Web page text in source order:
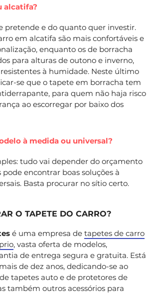
alcatifa?
pretende e do quanto quer investir.
em alcatifa são mais confortáveis e
enquanto os de borracha
para alturas de outono e inverno,
à humidade. Neste último
se que o tapete em borracha tem
para quem não haja risco
ao escorregar por baixo dos
à medida ou universal?
tudo vai depender do orçamento
encontrar boas soluções à
Basta procurar no sítio certo.
O TAPETE DO CARRO?
é uma empresa de tapetes de carro
, vasta oferta de modelos,
de entrega segura e gratuita. Está
de dez anos, dedicando-se ao
tapetes auto e de protetores de
também outros acessórios para